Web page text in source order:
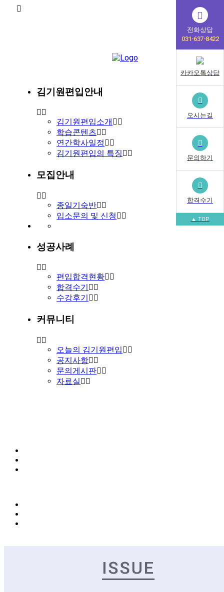
김기원편입안내
김기원편입소개
학습콘텐츠
연간학사일정
김기원편입의 특징
모집안내
종일기숙반
입소문의 및 신청
성공사례
편입합격현황
합격수기
수강후기
커뮤니티
오늘의 김기원편입
공지사항
문의게시판
자료실
전화상담
031-637-8422
카카오톡상담
오시는길
문의하기
합격수기
▲ TOP